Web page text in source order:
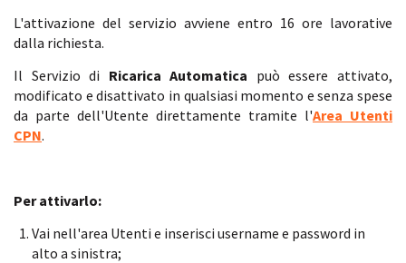
L'attivazione del servizio avviene entro 16 ore lavorative
dalla richiesta.
Il Servizio di Ricarica Automatica può essere attivato,
modificato e disattivato in qualsiasi momento e senza spese
da parte dell'Utente direttamente tramite l'Area Utenti
CPN.
Per attivarlo:
Vai nell'area Utenti e inserisci username e password in
alto a sinistra;